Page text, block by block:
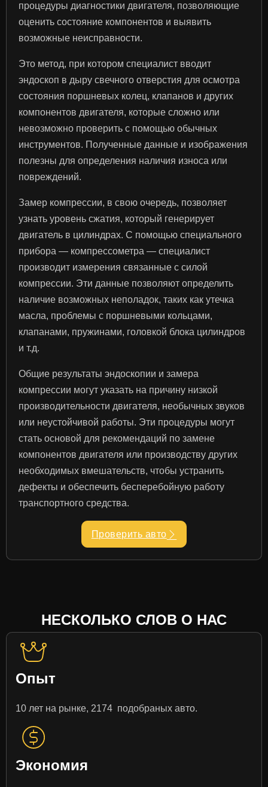
процедуры диагностики двигателя, позволяющие
оценить состояние компонентов и выявить
возможные неисправности.
Это метод, при котором специалист вводит
эндоскоп в дыру свечного отверстия для осмотра
состояния поршневых колец, клапанов и других
компонентов двигателя, которые сложно или
невозможно проверить с помощью обычных
инструментов. Полученные данные и изображения
полезны для определения наличия износа или
повреждений.
Замер компрессии, в свою очередь, позволяет
узнать уровень сжатия, который генерирует
двигатель в цилиндрах. С помощью специального
прибора — компрессометра — специалист
производит измерения связанные с силой
компрессии. Эти данные позволяют определить
наличие возможных неполадок, таких как утечка
масла, проблемы с поршневыми кольцами,
клапанами, пружинами, головкой блока цилиндров
и т.д.
Общие результаты эндоскопии и замера
компрессии могут указать на причину низкой
производительности двигателя, необычных звуков
или неустойчивой работы. Эти процедуры могут
стать основой для рекомендаций по замене
компонентов двигателя или производству других
необходимых вмешательств, чтобы устранить
дефекты и обеспечить бесперебойную работу
транспортного средства.
Проверить авто
НЕСКОЛЬКО СЛОВ О НАС
Опыт
10 лет на рынке, 2174 подобраных авто.
Экономия